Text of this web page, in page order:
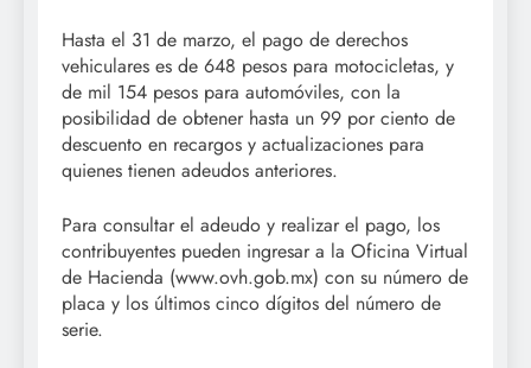
Hasta el 31 de marzo, el pago de derechos
vehiculares es de 648 pesos para motocicletas, y
de mil 154 pesos para automóviles, con la
posibilidad de obtener hasta un 99 por ciento de
descuento en recargos y actualizaciones para
quienes tienen adeudos anteriores.
Para consultar el adeudo y realizar el pago, los
contribuyentes pueden ingresar a la Oficina Virtual
de Hacienda (www.ovh.gob.mx) con su número de
placa y los últimos cinco dígitos del número de
serie.